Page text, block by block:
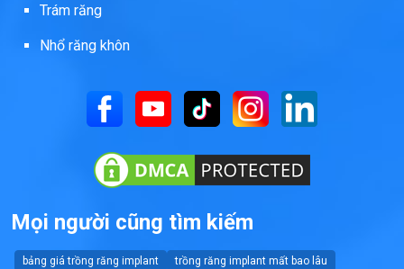
Trám răng
Nhổ răng khôn
Mọi người cũng tìm kiếm
bảng giá trồng răng implant
trồng răng implant mất bao lâu